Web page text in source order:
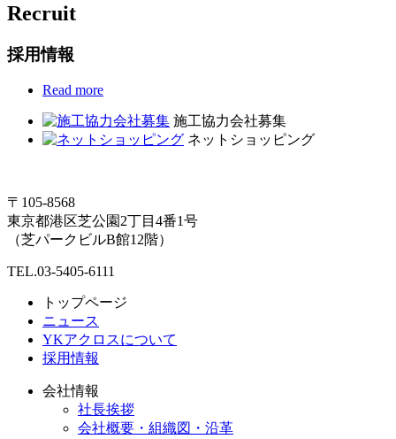
Recruit
採用情報
Read more
施工協力会社募集
ネットショッピング
〒105-8568
東京都港区芝公園2丁目4番1号
（芝パークビルB館12階）
TEL.03-5405-6111
トップページ
ニュース
YKアクロスについて
採用情報
会社情報
社長挨拶
会社概要・組織図・沿革